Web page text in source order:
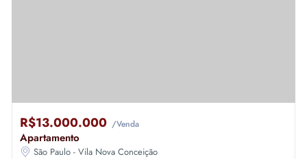
R$13.000.000 /Venda
Apartamento
São Paulo - Vila Nova Conceição